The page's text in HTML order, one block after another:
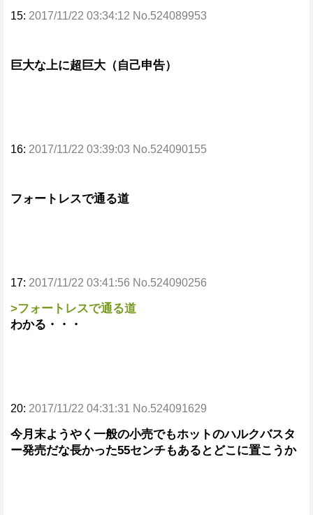
15: 2017/11/22 03:34:12 No.524089953
巨大な上に超巨大（自己申告）
16: 2017/11/22 03:39:03 No.524090155
フォートレスで通る道
17: 2017/11/22 03:41:56 No.524090256
>フォートレスで通る道
わかる・・・
20: 2017/11/22 04:31:31 No.524091629
今月末ようやく一般の小売でもホットのハルクバスタ
ー発売だな長かった55センチもあるとどこに置こうか